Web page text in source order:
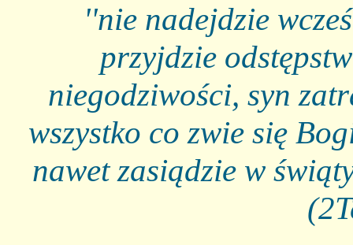
''nie nadejdzie
przyjdzie
niegodziwości, syn
wszystko co zwie się
nawet zasiądzie w